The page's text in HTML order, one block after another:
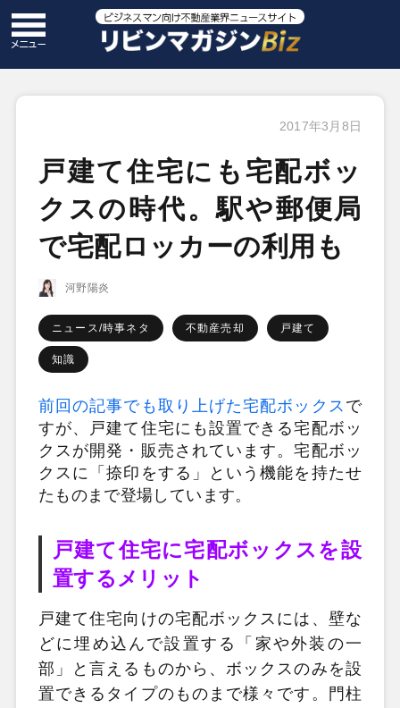
2017年3月8日
戸建て住宅にも宅配ボッ
クスの時代。駅や郵便局
で宅配ロッカーの利用も
河野陽炎
ニュース/時事ネタ 不動産売却 戸建て
知識
前回の記事でも取り上げた宅配ボックス で
すが、戸建て住宅にも設置できる宅配ボッ
クスが開発・販売されています。宅配ボッ
クスに「捺印をする」という機能を持たせ
たものまで登場しています。
戸建て住宅に宅配ボックスを設
置するメリット
戸建て住宅向けの宅配ボックスには、壁な
どに埋め込んで設置する「家や外装の一
部」と言えるものから、ボックスのみを設
置できるタイプのものまで様々です。門柱